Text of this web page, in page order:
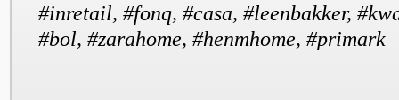
#inretail, #fonq, #casa, #leenbakker,
#bol, #zarahome, #henmhome, #primark